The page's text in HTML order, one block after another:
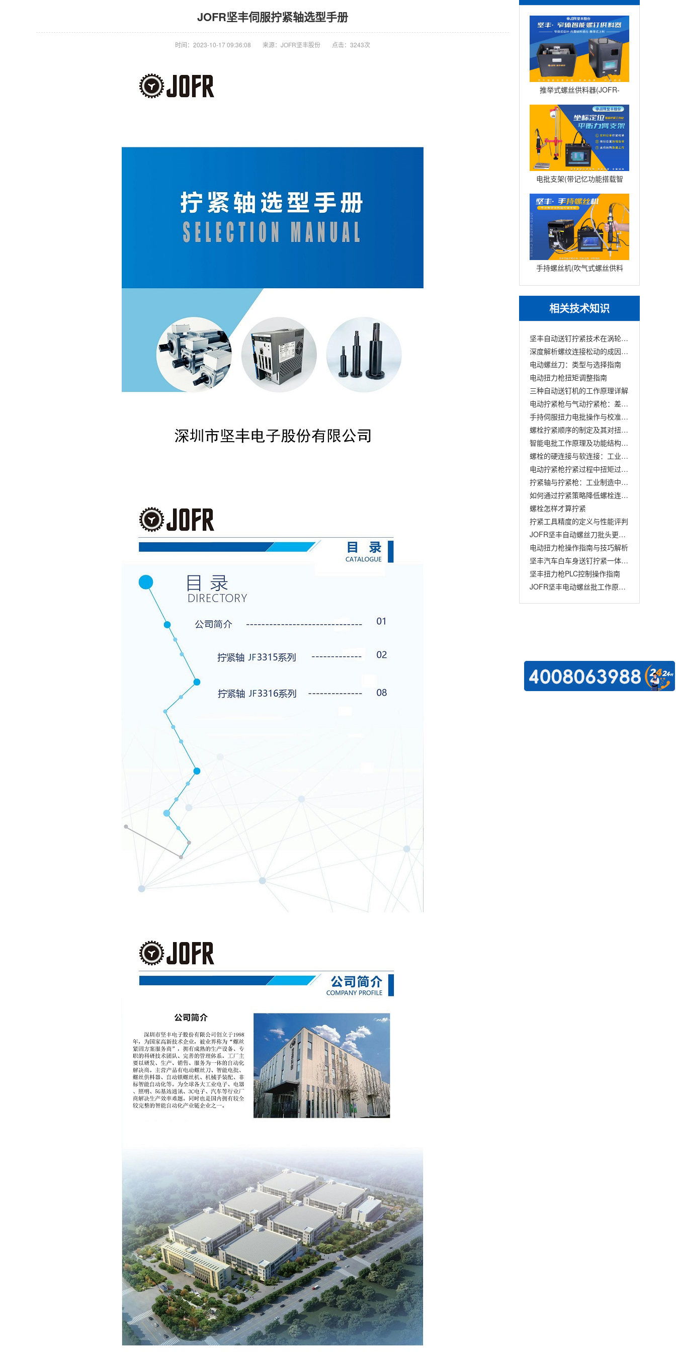
推举式螺丝供料器(JOFR-
828MS)
电批支架(带记忆功能搭载智
能电批DP-HXL-003)
手持螺丝机(吹气式螺丝供料
器JOFR-816MC搭载手持智
能电批DP-HXL-003)
相关技术知识
坚丰自动送钉拧紧技术在涡轮增压行业的创新应用
深度解析螺纹连接松动的成因分析与解决策略
电动螺丝刀：类型与选择指南
电动扭力枪扭矩调整指南
三种自动送钉机的工作原理详解
电动拧紧枪与气动拧紧枪：差异与应用对比
手持伺服扭力电批操作与校准全面指南
螺栓拧紧顺序的制定及其对扭矩衰减的影响
智能电批工作原理及功能结构概述
螺栓的硬连接与软连接：工业拧紧工艺的关键概念
电动拧紧枪拧紧过程中扭矩过大的解决方案
拧紧轴与拧紧枪：工业制造中的两大拧紧利器
如何通过拧紧策略降低螺栓连接的扭矩衰减：确保结构稳固的秘诀
螺栓怎样才算拧紧
拧紧工具精度的定义与性能评判
JOFR坚丰自动螺丝刀批头更换指南
电动扭力枪操作指南与技巧解析
坚丰汽车白车身送钉拧紧一体化解决方案
坚丰扭力枪PLC控制操作指南
JOFR坚丰电动螺丝批工作原理解析
JOFR坚丰伺服拧紧轴选型手册
时间：2023-10-17 09:36:08 来源：JOFR坚丰股份 点击：3243次